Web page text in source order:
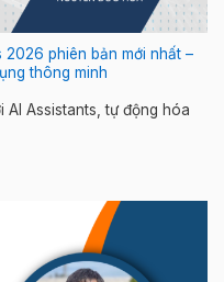
2026 phiên bản mới nhất –
thông minh
AI Assistants, tự động hóa